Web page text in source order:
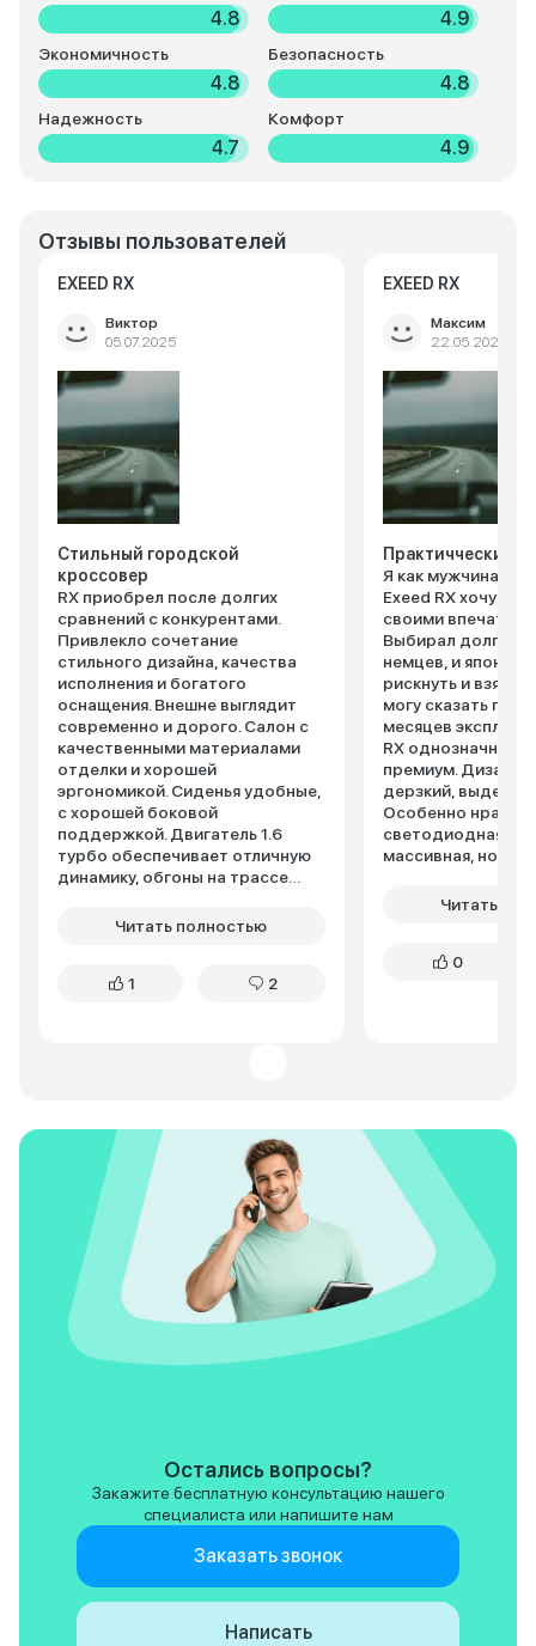
4.8 4.9
Экономичность
4.8
Безопасность
4.8
Надежность
4.7
Комфорт
4.9
Отзывы пользователей
EXEED RX
Виктор
05.07.2025
Стильный городской
кроссовер
RX приобрел после долгих
сравнений с конкурентами.
Привлекло сочетание
стильного дизайна, качества
исполнения и богатого
оснащения. Внешне выглядит
современно и дорого. Салон с
качественными материалами
отделки и хорошей
эргономикой. Сиденья удобные,
с хорошей боковой
поддержкой. Двигатель 1.6
турбо обеспечивает отличную
динамику, обгоны на трассе
Подвеска настроена
Оснащение богатое даже в
Читать полностью
1 2
EXEED RX
Максим
22.05.2025
Практиччески
Я как мужчина,
Exeed RX хочу
своими
Выбирал долго,
немцев, и
рискнуть и взять
могу сказать
месяцев
RX однозначно
премиум. Дизайн
дерзкий,
Особенно
светодиодная
массивная, но
не разочаровал.
добротно.
уверенно, разгон
коробка
без рывков. Как
Exeed RX вполне
автомобиль за
предлагает
дизайн,
хорошие ездовые
характеристики
комплектацию.
долго и верно.
Читать
0
Остались вопросы?
Закажите бесплатную консультацию нашего
специалиста или напишите нам
Заказать звонок
Написать